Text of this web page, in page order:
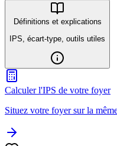
Définitions et explications
IPS, écart-type, outils utiles
Calculer l'IPS de votre foyer
Situez votre foyer sur la